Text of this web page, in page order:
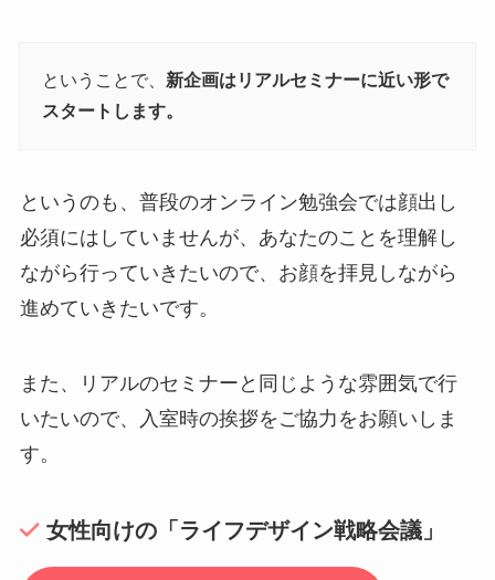
ということで、 新企画はリアルセミナーに近い形で
スタートします。
というのも、普段のオンライン勉強会では顔出し
必須にはしていませんが、あなたのことを理解し
ながら行っていきたいので、お顔を拝見しながら
進めていきたいです。
また、リアルのセミナーと同じような雰囲気で行
いたいので、入室時の挨拶をご協力をお願いしま
す。
女性向けの「ライフデザイン戦略会議」